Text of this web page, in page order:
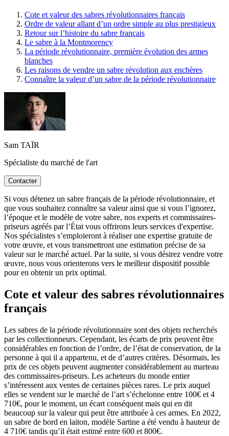
Cote et valeur des sabres révolutionnaires français
Ordre de valeur allant d’un ordre simple au plus prestigieux
Retour sur l’histoire du sabre français
Le sabre à la Montmorency
La période révolutionnaire, première évolution des armes
blanches
Les raisons de vendre un sabre révolution aux enchères
Connaître la valeur d’un sabre de la période révolutionnaire
Sam TAÏR
Spécialiste du marché de l'art
Contacter
Si vous détenez un sabre français de la période révolutionnaire, et
que vous souhaitez connaître sa valeur ainsi que si vous l’ignorez,
l’époque et le modèle de votre sabre, nos experts et commissaires-
priseurs agréés par l’État vous offrirons leurs services d'expertise.
Nos spécialistes s’emploieront à réaliser une expertise gratuite de
votre œuvre, et vous transmettront une estimation précise de sa
valeur sur le marché actuel. Par la suite, si vous désirez vendre votre
œuvre, nous vous orienterons vers le meilleur dispositif possible
pour en obtenir un prix optimal.
Cote et valeur des sabres révolutionnaires
français
Les sabres de la période révolutionnaire sont des objets recherchés
par les collectionneurs. Cependant, les écarts de prix peuvent être
considérables en fonction de l’ordre, de l’état de conservation, de la
personne à qui il a appartenu, et de d’autres critères. Désormais, les
prix de ces objets peuvent augmenter considérablement au marteau
des commissaires-priseurs. Les acheteurs du monde entier
s’intéressent aux ventes de certaines pièces rares. Le prix auquel
elles se vendent sur le marché de l’art s’échelonne entre 100€ et 4
710€, pour le moment, un écart conséquent mais qui en dit
beaucoup sur la valeur qui peut être attribuée à ces armes. En 2022,
un sabre de bord en laiton, modèle Sartine a été vendu à hauteur de
4 710€ tandis qu’il était estimé entre 600 et 800€.